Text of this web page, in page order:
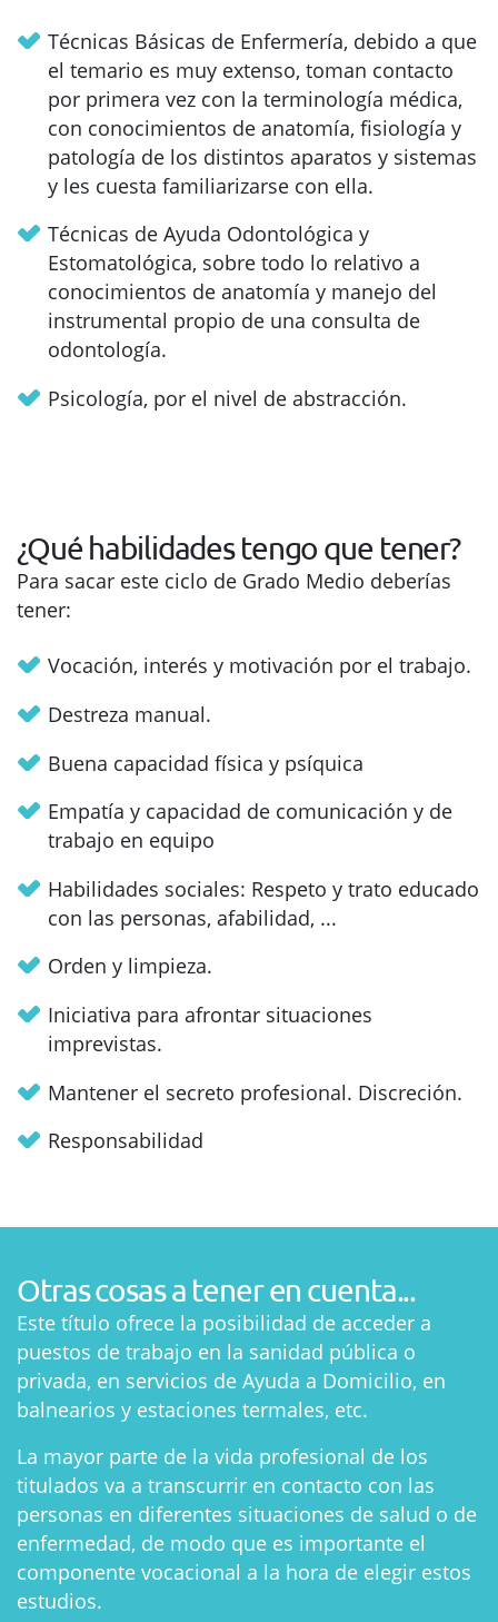
Técnicas Básicas de Enfermería, debido a que
el temario es muy extenso, toman contacto
por primera vez con la terminología médica,
con conocimientos de anatomía, fisiología y
patología de los distintos aparatos y sistemas
y les cuesta familiarizarse con ella.
Técnicas de Ayuda Odontológica y
Estomatológica, sobre todo lo relativo a
conocimientos de anatomía y manejo del
instrumental propio de una consulta de
odontología.
Psicología, por el nivel de abstracción.
¿Qué habilidades tengo que tener?
Para sacar este ciclo de Grado Medio deberías
tener:
Vocación, interés y motivación por el trabajo.
Destreza manual.
Buena capacidad física y psíquica
Empatía y capacidad de comunicación y de
trabajo en equipo
Habilidades sociales: Respeto y trato educado
con las personas, afabilidad, ...
Orden y limpieza.
Iniciativa para afrontar situaciones
imprevistas.
Mantener el secreto profesional. Discreción.
Responsabilidad
Otras cosas a tener en cuenta...
Este título ofrece la posibilidad de acceder a
puestos de trabajo en la sanidad pública o
privada, en servicios de Ayuda a Domicilio, en
balnearios y estaciones termales, etc.
La mayor parte de la vida profesional de los
titulados va a transcurrir en contacto con las
personas en diferentes situaciones de salud o de
enfermedad, de modo que es importante el
componente vocacional a la hora de elegir estos
estudios.